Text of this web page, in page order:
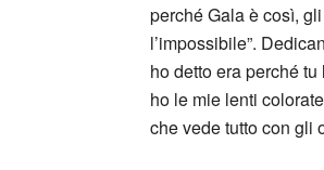
perché Gala è così,
l’impossibile”.
ho detto era perché
ho le mie lenti
che vede tutto con gli